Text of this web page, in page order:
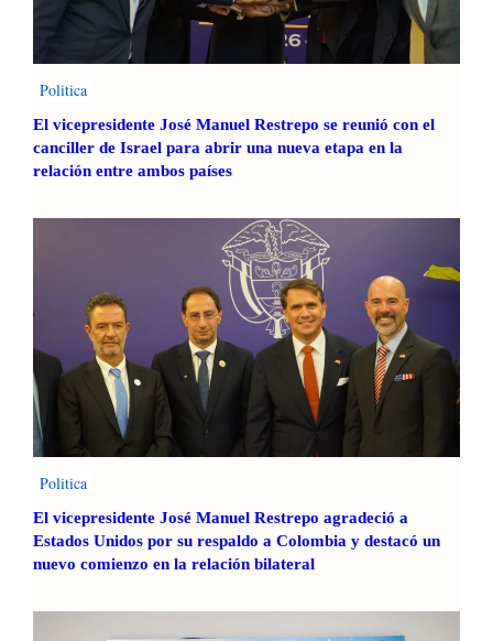
Politica
El vicepresidente José Manuel Restrepo se reunió con el
canciller de Israel para abrir una nueva etapa en la
relación entre ambos países
Politica
El vicepresidente José Manuel Restrepo agradeció a
Estados Unidos por su respaldo a Colombia y destacó un
nuevo comienzo en la relación bilateral